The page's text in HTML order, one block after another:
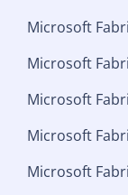
Microsoft
Microsoft
Microsoft
Microsoft
Microsoft